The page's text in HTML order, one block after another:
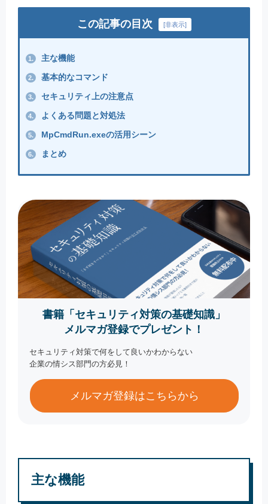
この記事の目次 [非表示]
1. 主な機能
2. 基本的なコマンド
3. セキュリティ上の注意点
4. よくある問題と対処法
5. MpCmdRun.exeの活用シーン
6. まとめ
書籍「セキュリティ対策の基礎知識」
メルマガ登録でプレゼント！
セキュリティ対策で何をして良いかわからない
企業の情シス部門の方必見！
メルマガ登録はこちらから
主な機能